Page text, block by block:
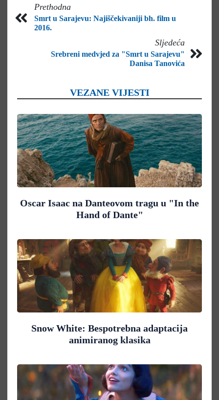
Prethodna
Smrt u Sarajevu: Najiščekivaniji bh. film u
2016.
Sljedeća
Srebreni medvjed za "Smrt u Sarajevu"
Danisa Tanovića
VEZANE VIJESTI
Oscar Isaac na Danteovom tragu u "In the
Hand of Dante"
Snow White: Bespotrebna adaptacija
animiranog klasika